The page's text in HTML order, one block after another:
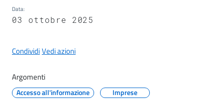
Comune
p
p
Data:
03 ottobre 2025
CondividiVedi azioni
Argomenti
Accesso all'informazione Imprese